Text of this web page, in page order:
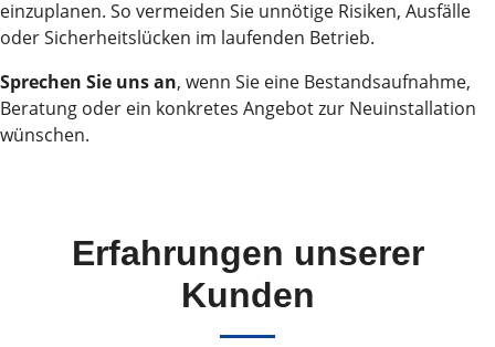
einzuplanen. So vermeiden Sie unnötige Risiken, Ausfälle
oder Sicherheitslücken im laufenden Betrieb.
Sprechen Sie uns an, wenn Sie eine Bestandsaufnahme,
Beratung oder ein konkretes Angebot zur Neuinstallation
wünschen.
Erfahrungen unserer
Kunden